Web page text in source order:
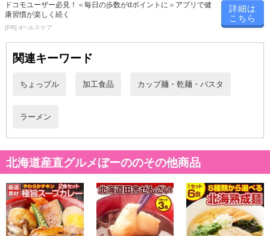
小麦に徹底的にこだわる北海道産小麦使用
秋撒き小麦【きたほなみ】は色・香り・こし どれを取っても麺に最
適な一級品の小麦です。
【天然湧水】
麺を仕込む際に使用される水は北海道でも水が美味しい事で有名な
ウムの値は国内最大値です。
製造の品質にこだわる厳しい自社品質基準値
金属探知機やウエイトチェッカー等で異物混入や商品ごとの個体差
を徹底的に排除。毎日変わる気温湿度も常に管理し安定した最良の
商品をご提供します。
・賞味期限：賞味期限：出荷日より7日以上、冷凍時3ヶ月
ドコモユーザー必見！＜毎日の歩数がdポイントに＞アプリで健
康習慣が楽しく続く
[PR] dヘルスケア
詳細は
こちら
関連キーワード
ちょっプル 加工食品 カップ麺・乾麺・パスタ
ラーメン
北海道産直グルメぼーののその他商品